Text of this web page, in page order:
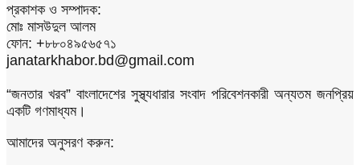
প্রকাশক ও সম্পাদক:
মোঃ মাসউদুল আলম
ফোন: +৮৮০৪৯৫৬৫৭১
janatarkhabor.bd@gmail.com
“জনতার খরব” বাংলাদেশের সুস্থ্যধারার সংবাদ পরিবেশনকারী অন্যতম জনপ্রিয়
একটি গণমাধ্যম।
আমাদের অনুসরণ করুন: